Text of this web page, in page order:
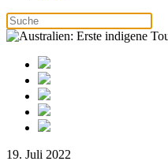
19. Juli 2022